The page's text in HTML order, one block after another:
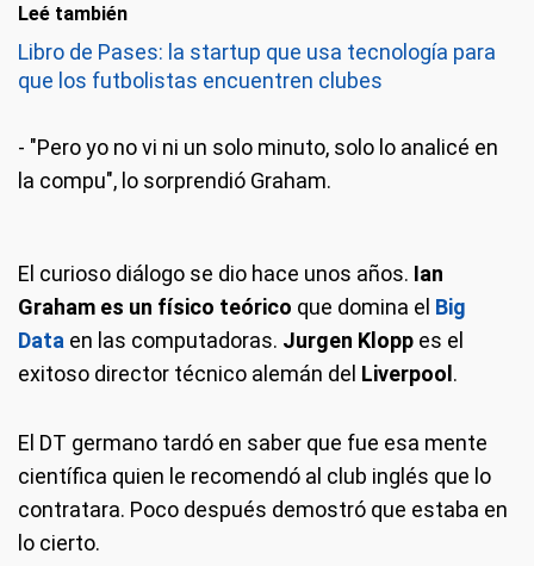
Leé también
Libro de Pases: la startup que usa tecnología para
que los futbolistas encuentren clubes
- "Pero yo no vi ni un solo minuto, solo lo analicé en
la compu", lo sorprendió Graham.
El curioso diálogo se dio hace unos años. Ian
Graham es un físico teórico que domina el Big
Data en las computadoras. Jurgen Klopp es el
exitoso director técnico alemán del Liverpool.
El DT germano tardó en saber que fue esa mente
científica quien le recomendó al club inglés que lo
contratara. Poco después demostró que estaba en
lo cierto.